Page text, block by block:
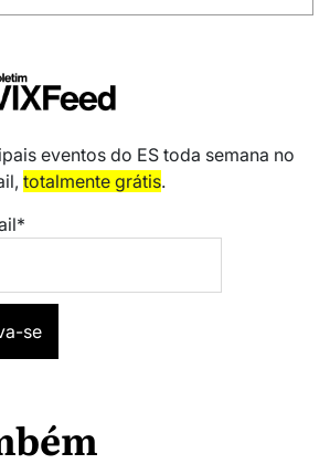
eventos do ES toda semana no
totalmente grátis.